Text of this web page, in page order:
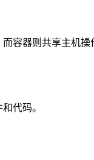
容器则共享主机
代码。